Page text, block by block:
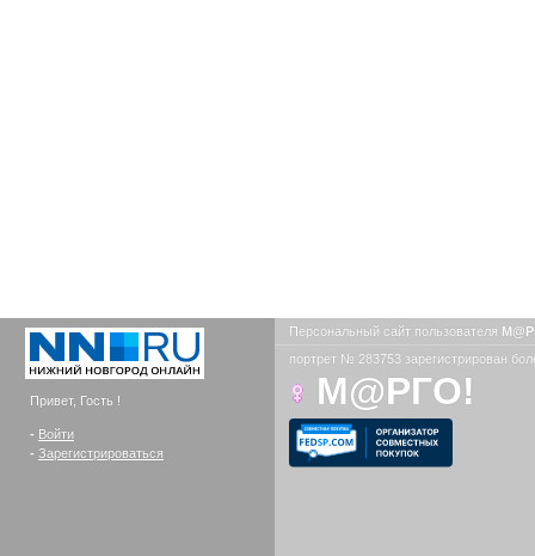
Привет, Гость !
- Войти
- Зарегистрироваться
Персональный сайт пользователя
портрет № 283753 зарегистрирован
М@РГО!